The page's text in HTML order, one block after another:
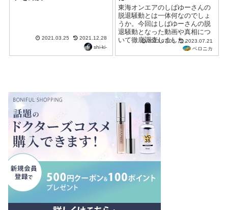
2021.03.25
2021.12.28
shi-ki-
東海オンエアのしばゆーさんの
脱退騒動とは一体何なのでしょ
うか。今回はしばゆーさんの脱
退騒動となった動画や真相につ
いて徹底調査しました。
2023.07.05
2023.07.21
ベロニカ